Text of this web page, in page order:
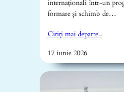
internaționali într-un
formare și schimb de…
Citiți mai departe..
17 iunie 2026